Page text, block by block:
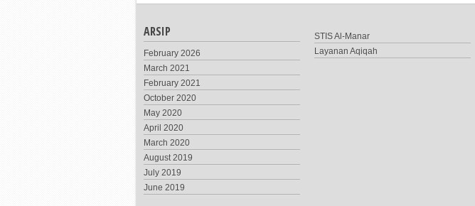
ARSIP
February 2026
March 2021
February 2021
October 2020
May 2020
April 2020
March 2020
August 2019
July 2019
June 2019
STIS Al-Manar
Layanan Aqiqah